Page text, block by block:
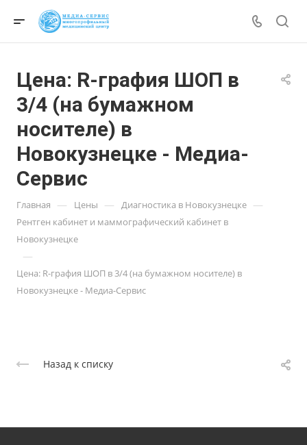
Цена: R-графия ШОП в
3/4 (на бумажном
носителе) в
Новокузнецке - Медиа-
Сервис
Главная — Цены — Диагностика в Новокузнецке —
Рентген кабинет и маммографический кабинет в
Новокузнецке
—
Цена: R-графия ШОП в 3/4 (на бумажном носителе) в
Новокузнецке - Медиа-Сервис
Назад к списку